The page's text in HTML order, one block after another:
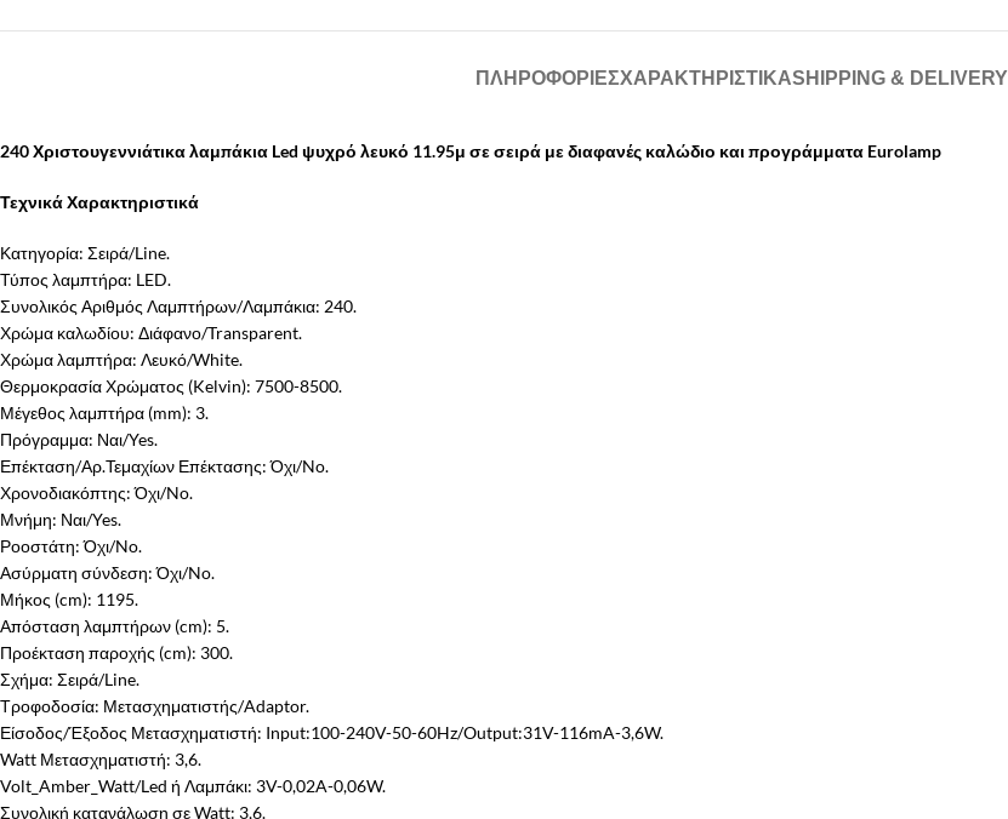
ΠΛΗΡΟΦΟΡΙΕΣΧΑΡΑΚΤΗΡΙΣΤΙΚΑSHIPPING & DELIVERY
240 Χριστουγεννιάτικα λαμπάκια Led ψυχρό λευκό 11.95μ σε σειρά με διαφανές καλώδιο και προγράμματα Eurolamp
Τεχνικά Χαρακτηριστικά
Κατηγορία: Σειρά/Line.
Τύπος λαμπτήρα: LED.
Συνολικός Αριθμός Λαμπτήρων/Λαμπάκια: 240.
Χρώμα καλωδίου: Διάφανο/Transparent.
Χρώμα λαμπτήρα: Λευκό/White.
Θερμοκρασία Χρώματος (Kelvin): 7500-8500.
Μέγεθος λαμπτήρα (mm): 3.
Πρόγραμμα: Ναι/Yes.
Επέκταση/Αρ.Τεμαχίων Επέκτασης: Όχι/No.
Χρονοδιακόπτης: Όχι/No.
Μνήμη: Ναι/Yes.
Ροοστάτη: Όχι/No.
Ασύρματη σύνδεση: Όχι/No.
Μήκος (cm): 1195.
Απόσταση λαμπτήρων (cm): 5.
Προέκταση παροχής (cm): 300.
Σχήμα: Σειρά/Line.
Τροφοδοσία: Μετασχηματιστής/Adaptor.
Είσοδος/Έξοδος Μετασχηματιστή: Input:100-240V-50-60Hz/Output:31V-116mA-3,6W.
Watt Μετασχηματιστή: 3,6.
Volt_Amber_Watt/Led ή Λαμπάκι: 3V-0,02A-0,06W.
Συνολική κατανάλωση σε Watt: 3,6.